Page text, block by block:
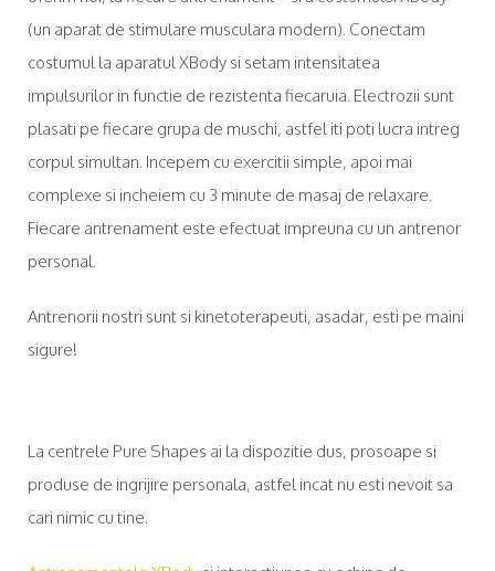
(un aparat de stimulare musculara modern). Conectam
costumul la aparatul XBody si setam intensitatea
impulsurilor in functie de rezistenta fiecaruia. Electrozii sunt
plasati pe fiecare grupa de muschi, astfel iti poti lucra intreg
corpul simultan. Incepem cu exercitii simple, apoi mai
complexe si incheiem cu 3 minute de masaj de relaxare.
Fiecare antrenament este efectuat impreuna cu un antrenor
personal.
Antrenorii nostri sunt si kinetoterapeuti, asadar, esti pe maini
sigure!
La centrele Pure Shapes ai la dispozitie dus, prosoape si
produse de ingrijire personala, astfel incat nu esti nevoit sa
cari nimic cu tine.